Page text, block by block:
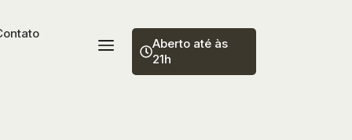
Aberto até às
21h